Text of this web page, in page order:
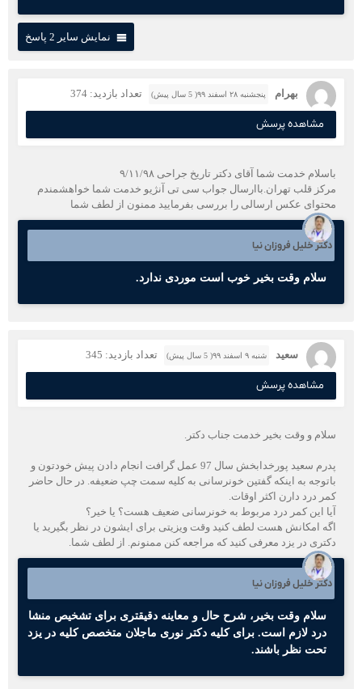
نمایش سایر 2 پاسخ
بهرام پنجشنبه ۲۸ اسفند ۹۹( 5 سال پیش) تعداد بازدید: 374
مشاهده پرسش
باسلام خدمت شما آقای دکتر تاریخ جراحی ۹/۱۱/۹۸
مرکز قلب تهران.باارسال جواب سی تی آنژیو خدمت شما خواهشمندم
محتوای عکس ارسالی را بررسی بفرمایید ممنون از لطف شما
دکتر خلیل فروزان نیا
سلام وقت بخیر خوب است موردی ندارد.
سعید شنبه ۹ اسفند ۹۹( 5 سال پیش) تعداد بازدید: 345
مشاهده پرسش
سلام و وقت بخیر خدمت جناب دکتر.
پدرم سعید پورخدابخش سال 97 عمل گرافت انجام دادن پیش خودتون و
باتوجه به اینکه گفتین خونرسانی به کلیه سمت چپ ضعیفه. در حال حاضر
کمر درد دارن اکثر اوقات.
آیا این کمر درد مربوط به خونرسانی ضعیف هست؟ یا خیر؟
اگه امکانش هست لطف کنید وقت ویزیتی برای ایشون در نظر بگیرید یا
دکتری در یزد معرفی کنید که مراجعه کنن ممنونم. از لطف شما.
دکتر خلیل فروزان نیا
سلام وقت بخیر، شرح حال و معاینه دقیقتری برای تشخیص منشا
درد لازم است. برای کلیه دکتر نوری ماجلان متخصص کلیه در یزد
تحت نظر باشند.